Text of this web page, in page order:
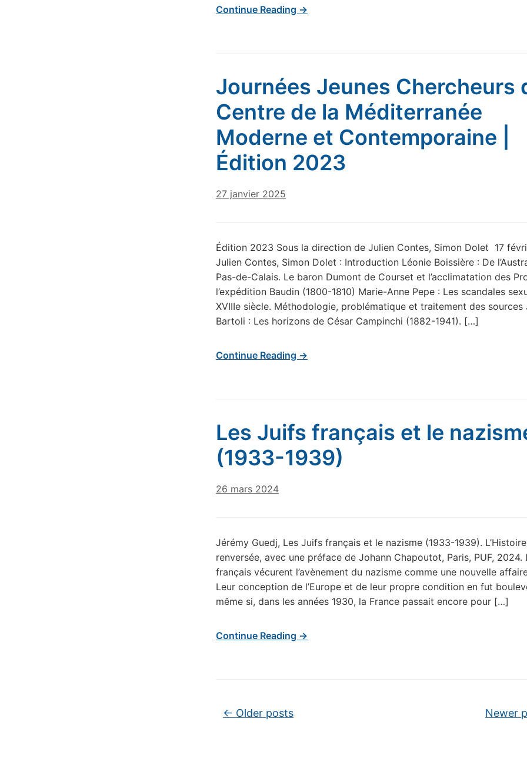
Continue Reading →
Journées Jeunes Chercheurs
Centre de la Méditerranée
Moderne et Contemporaine |
Édition 2023
27 janvier 2025
Édition 2023 Sous la direction de Julien Contes, Simon Dolet 17
Julien Contes, Simon Dolet : Introduction Léonie Boissière : De
Pas-de-Calais. Le baron Dumont de Courset et l’acclimatation des
l’expédition Baudin (1800-1810) Marie-Anne Pepe : Les scandales
XVIIIe siècle. Méthodologie, problématique et traitement des sources
Bartoli : Les horizons de César Campinchi (1882-1941). […]
Continue Reading →
Les Juifs français et le
(1933-1939)
26 mars 2024
Jérémy Guedj, Les Juifs français et le nazisme (1933-1939). L’Histoire
renversée, avec une préface de Johann Chapoutot, Paris, PUF, 2024.
français vécurent l’avènement du nazisme comme une nouvelle
Leur conception de l’Europe et de leur propre condition en fut
même si, dans les années 1930, la France passait encore pour […]
Continue Reading →
Post navigation
← Older posts Newer